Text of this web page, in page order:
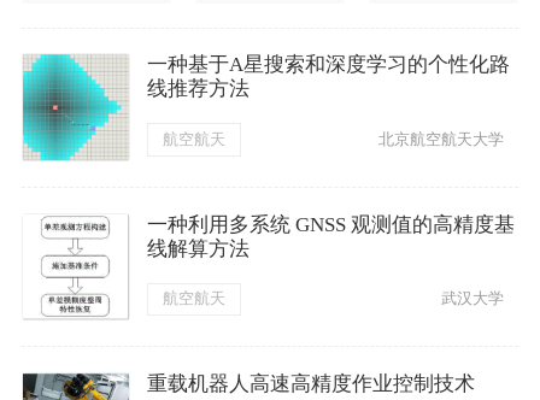
一种基于A星搜索和深度学习的个性化路
线推荐方法
航空航天 北京航空航天大学
一种利用多系统 GNSS 观测值的高精度基
线解算方法
航空航天 武汉大学
重载机器人高速高精度作业控制技术